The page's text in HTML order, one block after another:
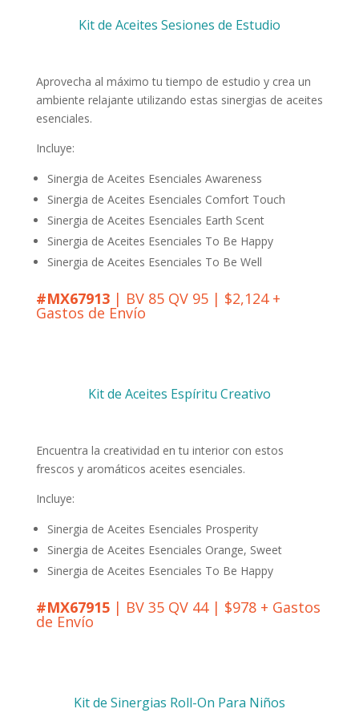
Kit de Aceites Sesiones de Estudio
Aprovecha al máximo tu tiempo de estudio y crea un
ambiente relajante utilizando estas sinergias de aceites
esenciales.
Incluye:
Sinergia de Aceites Esenciales Awareness
Sinergia de Aceites Esenciales Comfort Touch
Sinergia de Aceites Esenciales Earth Scent
Sinergia de Aceites Esenciales To Be Happy
Sinergia de Aceites Esenciales To Be Well
#MX67913| BV 85 QV 95 | $2,124 +
Gastos de Envío
Kit de Aceites Espíritu Creativo
Encuentra la creatividad en tu interior con estos
frescos y aromáticos aceites esenciales.
Incluye:
Sinergia de Aceites Esenciales Prosperity
Sinergia de Aceites Esenciales Orange, Sweet
Sinergia de Aceites Esenciales To Be Happy
#MX67915| BV 35 QV 44 | $978 + Gastos
de Envío
Kit de Sinergias Roll-On Para Niños